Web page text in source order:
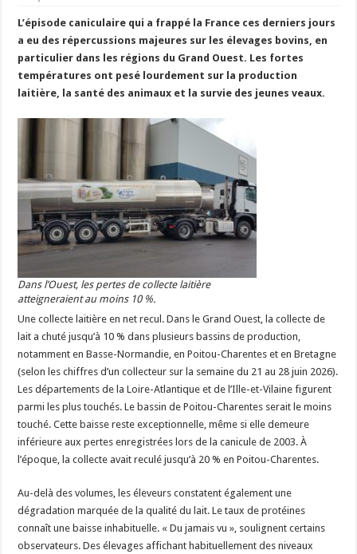
Un été fructueux pour Lactalis
L’épisode caniculaire qui a frappé la France ces derniers jours
a eu des répercussions majeures sur les élevages bovins, en
particulier dans les régions du Grand Ouest. Les fortes
températures ont pesé lourdement sur la production
laitière, la santé des animaux et la survie des jeunes veaux.
Dans l’Ouest, les pertes de collecte laitière
atteigneraient au moins 10 %.
Une collecte laitière en net recul. Dans le Grand Ouest, la collecte de
lait a chuté jusqu’à 10 % dans plusieurs bassins de production,
notamment en Basse-Normandie, en Poitou-Charentes et en Bretagne
(selon les chiffres d’un collecteur sur la semaine du 21 au 28 juin 2026).
Les départements de la Loire-Atlantique et de l’Ille-et-Vilaine figurent
parmi les plus touchés. Le bassin de Poitou-Charentes serait le moins
touché. Cette baisse reste exceptionnelle, même si elle demeure
inférieure aux pertes enregistrées lors de la canicule de 2003. À
l’époque, la collecte avait reculé jusqu’à 20 % en Poitou-Charentes.
Au-delà des volumes, les éleveurs constatent également une
dégradation marquée de la qualité du lait. Le taux de protéines
connaît une baisse inhabituelle. « Du jamais vu », soulignent certains
observateurs. Des élevages affichant habituellement des niveaux